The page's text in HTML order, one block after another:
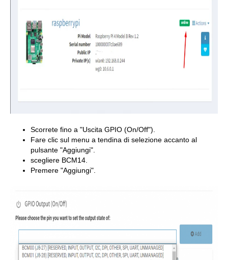
Scorrete fino a "Uscita GPIO (On/Off").
Fare clic sul menu a tendina di selezione accanto al
pulsante "Aggiungi".
scegliere BCM14.
Premere "Aggiungi".